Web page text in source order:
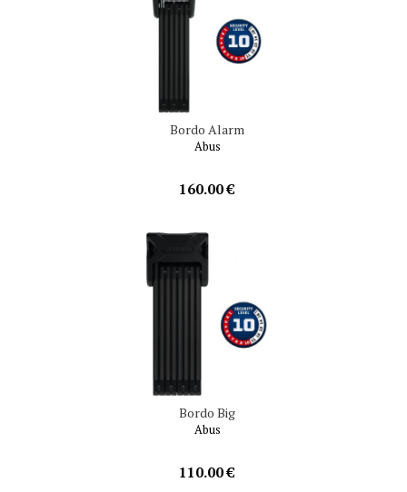
Bordo Alarm
Abus
160.00 €
Bordo Big
Abus
110.00 €